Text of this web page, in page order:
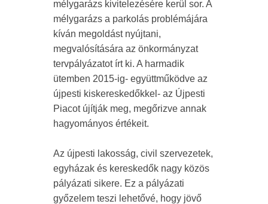
mélygarázs kivitelezésére kerül sor. A
mélygarázs a parkolás problémájára
kíván megoldást nyújtani,
megvalósítására az önkormányzat
tervpályázatot írt ki. A harmadik
ütemben 2015-ig- együttműködve az
újpesti kiskereskedőkkel- az Újpesti
Piacot újítják meg, megőrizve annak
hagyományos értékeit.
Az újpesti lakosság, civil szervezetek,
egyházak és kereskedők nagy közös
pályázati sikere. Ez a pályázati
győzelem teszi lehetővé, hogy jövő